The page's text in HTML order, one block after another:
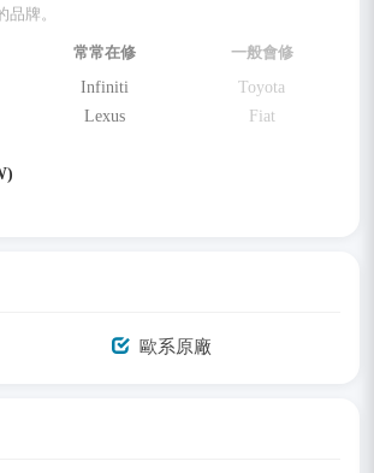
牌。
常常在修
Infiniti
Lexus
一般會修
Toyota
Fiat
歐系原廠